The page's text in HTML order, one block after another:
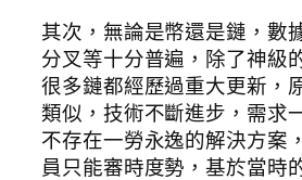
其次，無論是幣還是鏈，數
分叉等十分普遍，除了神級
很多鏈都經歷過重大更新，
類似，技術不斷進步，需求
不存在一勞永逸的解決方案
員只能審時度勢，基於當時